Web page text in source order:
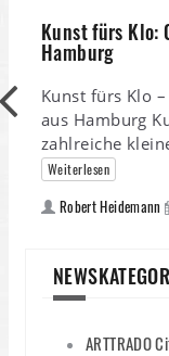
Kunst fürs Klo:
Hamburg
Kunst fürs Klo
aus Hamburg
zahlreiche
Weiterlesen
Robert Heidemann
ARTTRADO